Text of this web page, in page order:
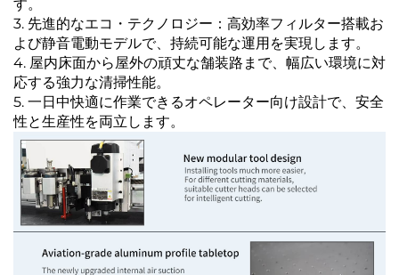
す。
3. 先進的なエコ・テクノロジー：高効率フィルター搭載お
よび静音電動モデルで、持続可能な運用を実現します。
4. 屋内床面から屋外の頑丈な舗装路まで、幅広い環境に対
応する強力な清掃性能。
5. 一日中快適に作業できるオペレーター向け設計で、安全
性と生産性を両立します。